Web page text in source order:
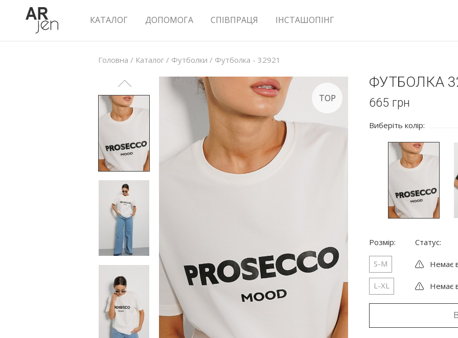
КАТАЛОГ ДОПОМОГА СПІВПРАЦЯ ІНСТАШОПІНГ
Головна / Каталог / Футболки / Футболка - 32921
ФУТБОЛКА
665 грн
Виберіть колір:
Розмір: Статус:
S-M Немає
L-XL Немає
TOP